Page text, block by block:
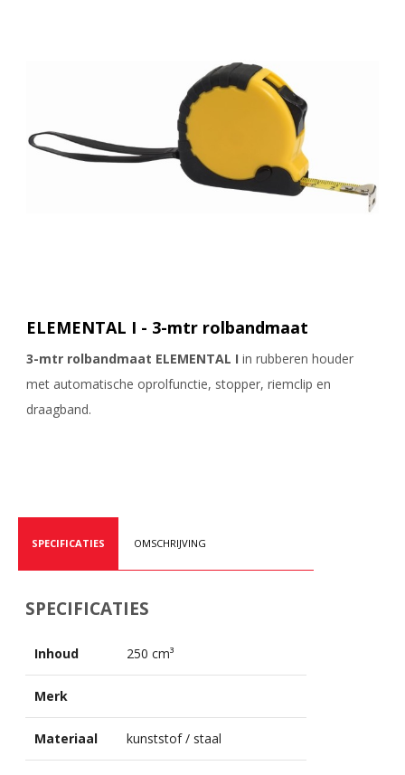
ELEMENTAL I - 3-mtr rolbandmaat
3-mtr rolbandmaat ELEMENTAL I in rubberen houder
met automatische oprolfunctie, stopper, riemclip en
draagband.
SPECIFICATIES OMSCHRIJVING
SPECIFICATIES
Inhoud 250 cm³
Merk
Materiaal kunststof / staal